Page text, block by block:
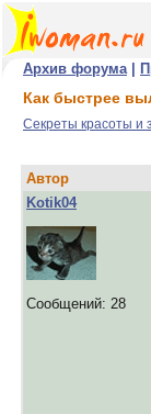
Архив форума|
Как быстрее
Секреты красоты и
Автор
Kotik04
Сообщений: 28